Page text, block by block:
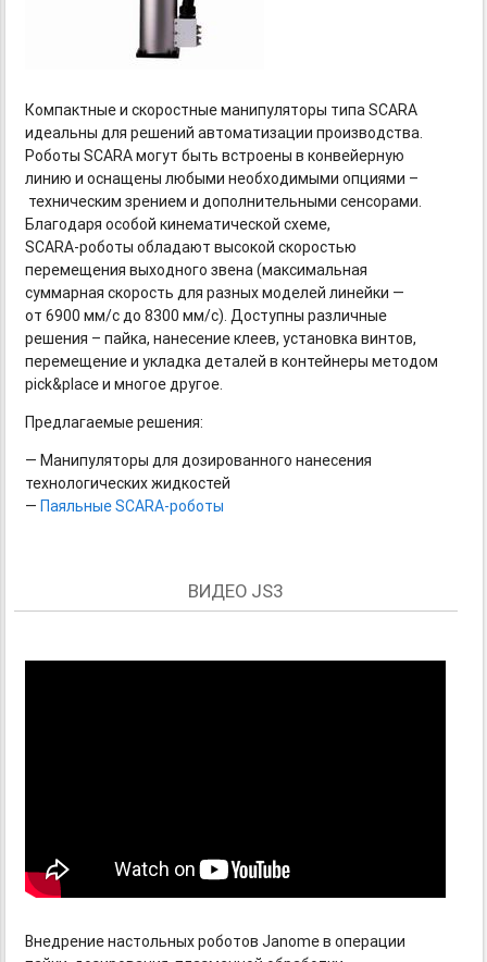
Компактные и скоростные манипуляторы типа SCARA
идеальны для решений автоматизации производства.
Роботы SCARA могут быть встроены в конвейерную
линию и оснащены любыми необходимыми опциями –
техническим зрением и дополнительными сенсорами.
Благодаря особой кинематической схеме,
SCARA-роботы обладают высокой скоростью
перемещения выходного звена (максимальная
суммарная скорость для разных моделей линейки —
от 6900 мм/с до 8300 мм/с). Доступны различные
решения – пайка, нанесение клеев, установка винтов,
перемещение и укладка деталей в контейнеры методом
pick&place и многое другое.
Предлагаемые решения:
— Манипуляторы для дозированного нанесения
технологических жидкостей
—Паяльные SCARA-роботы
ВИДЕО JS3
Внедрение настольных роботов Janome в операции